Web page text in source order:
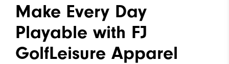
Make Every Day
Playable with FJ
GolfLeisure Apparel